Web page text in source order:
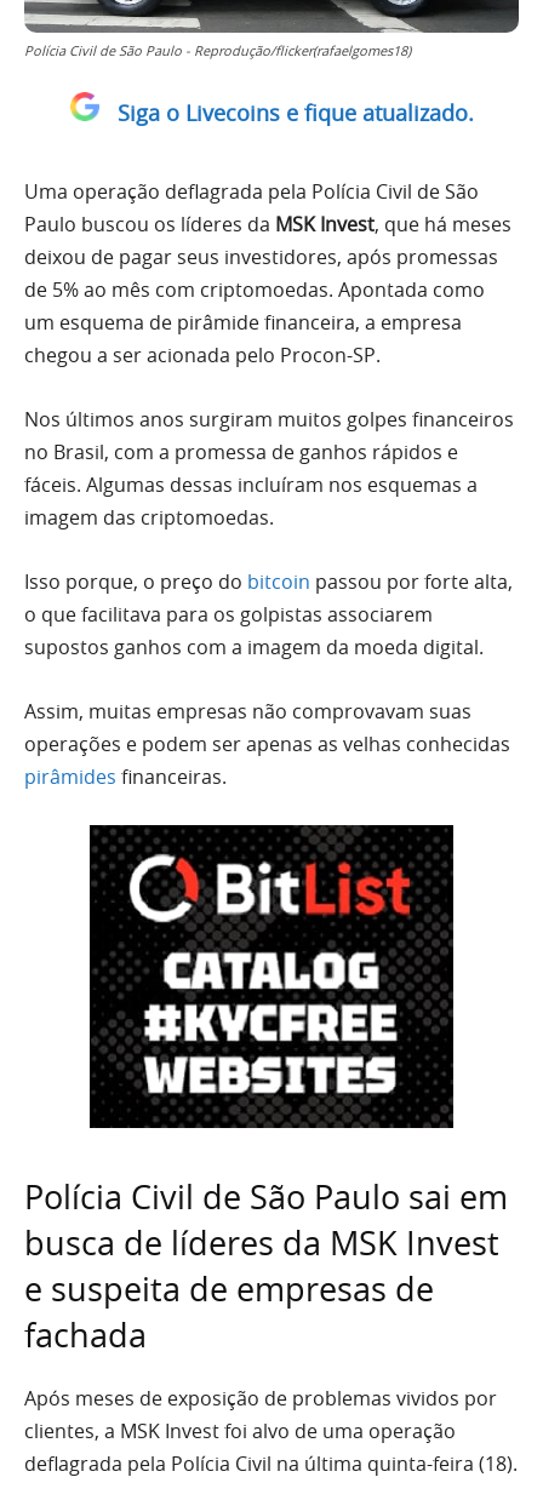
Polícia Civil de São Paulo - Reprodução/flicker(rafaelgomes18)
Siga o Livecoins e fique atualizado.
Uma operação deflagrada pela Polícia Civil de São
Paulo buscou os líderes da MSK Invest, que há meses
deixou de pagar seus investidores, após promessas
de 5% ao mês com criptomoedas. Apontada como
um esquema de pirâmide financeira, a empresa
chegou a ser acionada pelo Procon-SP.
Nos últimos anos surgiram muitos golpes financeiros
no Brasil, com a promessa de ganhos rápidos e
fáceis. Algumas dessas incluíram nos esquemas a
imagem das criptomoedas.
Isso porque, o preço do bitcoin passou por forte alta,
o que facilitava para os golpistas associarem
supostos ganhos com a imagem da moeda digital.
Assim, muitas empresas não comprovavam suas
operações e podem ser apenas as velhas conhecidas
pirâmides financeiras.
Polícia Civil de São Paulo sai em
busca de líderes da MSK Invest
e suspeita de empresas de
fachada
Após meses de exposição de problemas vividos por
clientes, a MSK Invest foi alvo de uma operação
deflagrada pela Polícia Civil na última quinta-feira (18).